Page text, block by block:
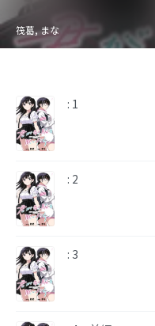
筏葛, まな
: 1
: 2
: 3